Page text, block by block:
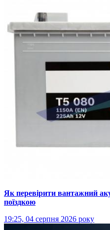
Як перевірити вантажний
поїздкою
19:25, 04 серпня 2026 року